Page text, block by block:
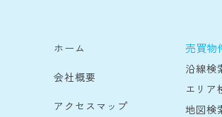
ホーム
会社概要
アクセスマップ
売買物
沿線検
エリア
地図検